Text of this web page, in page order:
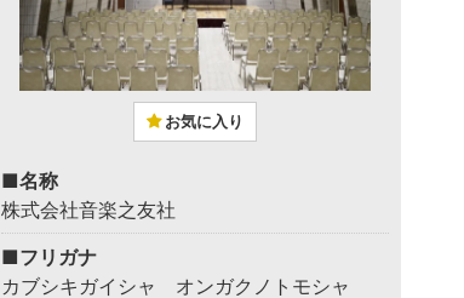
お気に入り
■名称
株式会社音楽之友社
■フリガナ
カブシキガイシャ オンガクノトモシャ